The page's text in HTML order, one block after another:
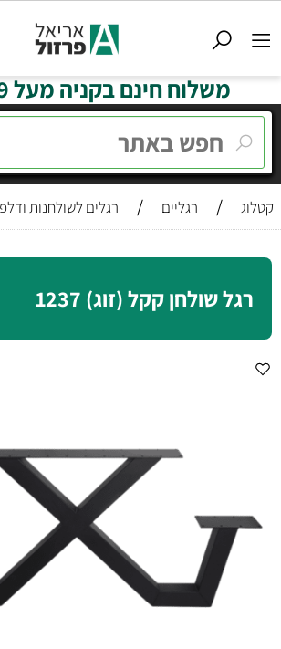
משלוח חינם בקניה מעל 399 ש"ח
קטלוג / רגליים / רגלים לשולחנות
רגל שולחן קקל (זוג) 1237